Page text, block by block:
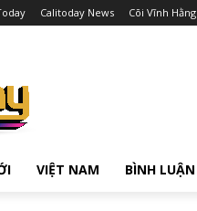
Calitoday News Cõi Vĩnh Hằng
VIỆT NAM BÌNH LUẬN